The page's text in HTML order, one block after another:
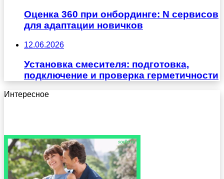
Оценка 360 при онбординге: N сервисов
для адаптации новичков
12.06.2026
Установка смесителя: подготовка,
подключение и проверка герметичности
Интересное